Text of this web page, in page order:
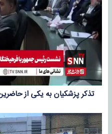
تذکر پزشکیان به یکی از